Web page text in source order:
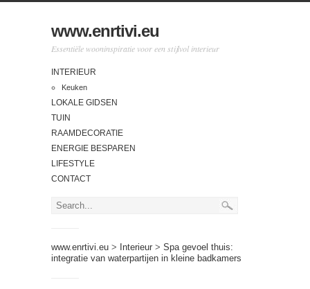
www.enrtivi.eu
Essentiële wooninspiratie voor een stijlvol interieur
INTERIEUR
Keuken
LOKALE GIDSEN
TUIN
RAAMDECORATIE
ENERGIE BESPAREN
LIFESTYLE
CONTACT
www.enrtivi.eu > Interieur > Spa gevoel thuis:
integratie van waterpartijen in kleine badkamers